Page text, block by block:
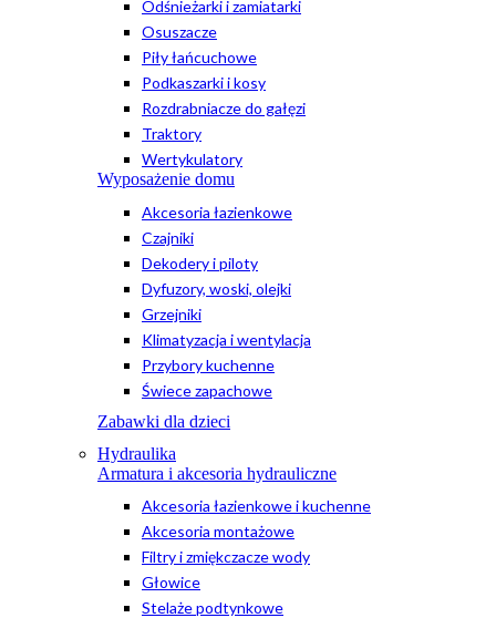
Odśnieżarki i zamiatarki
Osuszacze
Piły łańcuchowe
Podkaszarki i kosy
Rozdrabniacze do gałęzi
Traktory
Wertykulatory
Wyposażenie domu
Akcesoria łazienkowe
Czajniki
Dekodery i piloty
Dyfuzory, woski, olejki
Grzejniki
Klimatyzacja i wentylacja
Przybory kuchenne
Świece zapachowe
Zabawki dla dzieci
Hydraulika
Armatura i akcesoria hydrauliczne
Akcesoria łazienkowe i kuchenne
Akcesoria montażowe
Filtry i zmiękczacze wody
Głowice
Stelaże podtynkowe